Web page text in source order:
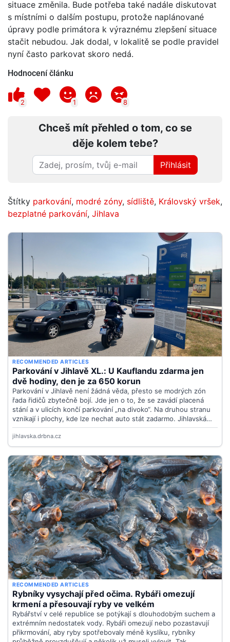
situace změnila. Bude potřeba také nadále diskutovat
s místními o dalším postupu, protože naplánované
úpravy podle primátora k výraznému zlepšení situace
stačit nebudou. Jak dodal, v lokalitě se podle pravidel
nyní často parkovat skoro nedá.
Hodnocení článku
2 1 8
Chceš mít přehled o tom, co se
děje kolem tebe?
Přihlásit
Štítky parkování, modré zóny, sídliště, Královský vršek,
bezplatné parkování, Jihlava